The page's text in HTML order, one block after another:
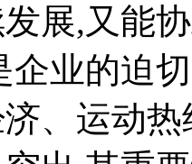
展,又能
企业的迫
、运动